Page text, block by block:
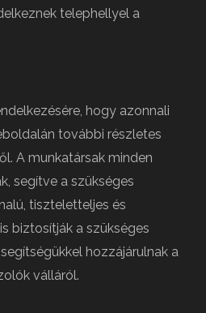
telephellyel a
hogy azonnali
további részletes
A munkatársak minden
segítve a szükséges
tiszteletteljes és
biztosítják a szükséges
hozzájárulnak a
válláról.